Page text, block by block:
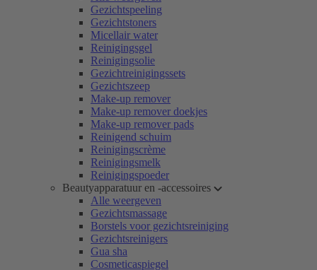
Gezichtspeeling
Gezichtstoners
Micellair water
Reinigingsgel
Reinigingsolie
Gezichtreinigingssets
Gezichtszeep
Make-up remover
Make-up remover doekjes
Make-up remover pads
Reinigend schuim
Reinigingscrème
Reinigingsmelk
Reinigingspoeder
Beautyapparatuur en -accessoires
Alle weergeven
Gezichtsmassage
Borstels voor gezichtsreiniging
Gezichtsreinigers
Gua sha
Cosmeticaspiegel